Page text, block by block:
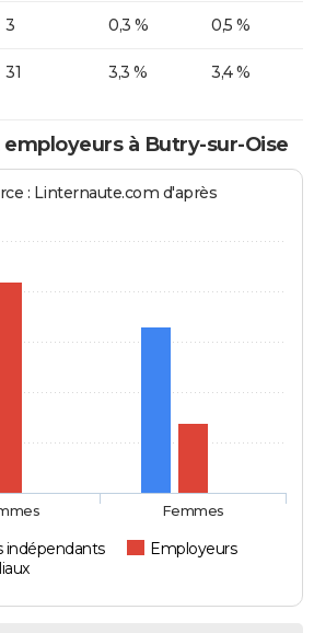
3 0,3 % 0,5 %
31 3,3 % 3,4 %
à Butry-sur-Oise
: Linternaute.com d'après
indépendants
Employeurs
Femmes